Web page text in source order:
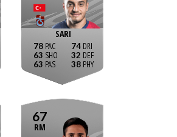
SARI
78
63
63
74
32
38
67
RM